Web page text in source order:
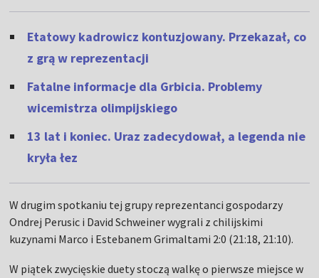
Etatowy kadrowicz kontuzjowany. Przekazał, co
z grą w reprezentacji
Fatalne informacje dla Grbicia. Problemy
wicemistrza olimpijskiego
13 lat i koniec. Uraz zadecydował, a legenda nie
kryła łez
W drugim spotkaniu tej grupy reprezentanci gospodarzy
Ondrej Perusic i David Schweiner wygrali z chilijskimi
kuzynami Marco i Estebanem Grimaltami 2:0 (21:18, 21:10).
W piątek zwycięskie duety stoczą walkę o pierwsze miejsce w